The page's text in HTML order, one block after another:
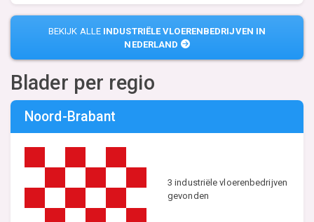
BEKIJK ALLE INDUSTRIËLE VLOERENBEDRIJVEN IN
NEDERLAND
Blader per regio
Noord-Brabant
3 industriële vloerenbedrijven
gevonden